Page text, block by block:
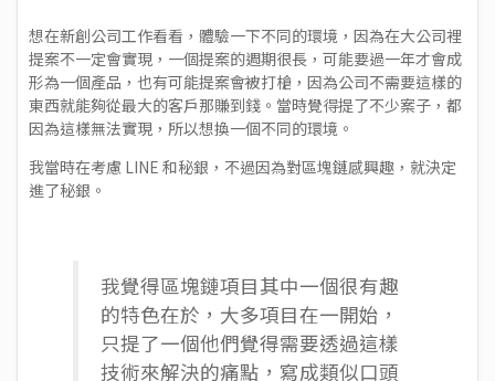
想在新創公司工作看看，體驗一下不同的環境，因為在大公司裡
提案不一定會實現，一個提案的週期很長，可能要過一年才會成
形為一個產品，也有可能提案會被打槍，因為公司不需要這樣的
東西就能夠從最大的客戶那賺到錢。當時覺得提了不少案子，都
因為這樣無法實現，所以想換一個不同的環境。
我當時在考慮 LINE 和秘銀，不過因為對區塊鏈感興趣，就決定
進了秘銀。
我覺得區塊鏈項目其中一個很有趣
的特色在於，大多項目在一開始，
只提了一個他們覺得需要透過這樣
技術來解決的痛點，寫成類似口頭